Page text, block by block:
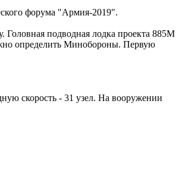
форума "Армия-2019".
подводная лодка проекта 885М
определить Минобороны. Первую
скорость - 31 узел. На вооружении